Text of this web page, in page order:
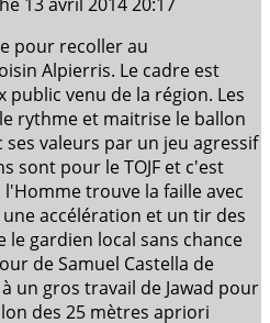
pour recoller au
Alpierris. Le cadre est
venu de la région. Les
rythme et maitrise le ballon
valeurs par un jeu agressif
sont pour le TOJF et c'est
trouve la faille avec
accélération et un tir des
le gardien local sans chance
de Samuel Castella de
un gros travail de Jawad pour
des 25 mètres apriori